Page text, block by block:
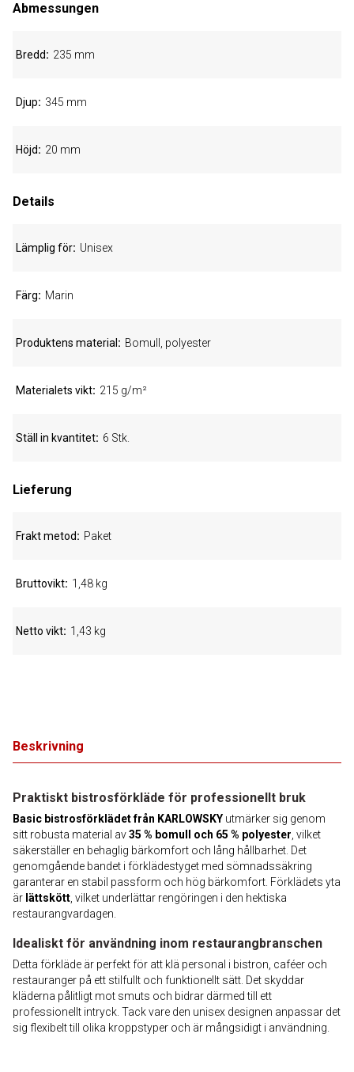
Beskrivning
Praktiskt bistrosförkläde för professionellt bruk
Basic bistrosförklädet från KARLOWSKY utmärker sig genom
sitt robusta material av35 % bomull och 65 % polyester , vilket
säkerställer en behaglig bärkomfort och lång hållbarhet. Det
genomgående bandet i förklädestyget med sömnadssäkring
garanterar en stabil passform och hög bärkomfort. Förklädets yta
är lättskött , vilket underlättar rengöringen i den hektiska
restaurangvardagen.
Idealiskt för användning inom restaurangbranschen
Detta förkläde är perfekt för att klä personal i bistron, caféer och
restauranger på ett stilfullt och funktionellt sätt. Det skyddar
kläderna pålitligt mot smuts och bidrar därmed till ett
professionellt intryck. Tack vare den unisex designen anpassar det
sig flexibelt till olika kroppstyper och är mångsidigt i användning.
Abmessungen
Bredd 235 mm
Djup 345 mm
Höjd 20 mm
Details
Lämplig för Unisex
Färg Marin
Produktens material Bomull, polyester
Materialets vikt 215 g/m²
Ställ in kvantitet 6 Stk.
Lieferung
Frakt metod Paket
Bruttovikt 1,48 kg
Netto vikt 1,43 kg